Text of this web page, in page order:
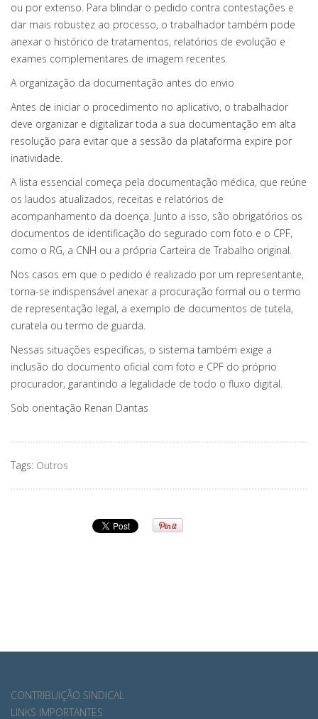
ou por extenso. Para blindar o pedido contra contestações e
dar mais robustez ao processo, o trabalhador também pode
anexar o histórico de tratamentos, relatórios de evolução e
exames complementares de imagem recentes.
A organização da documentação antes do envio
Antes de iniciar o procedimento no aplicativo, o trabalhador
deve organizar e digitalizar toda a sua documentação em alta
resolução para evitar que a sessão da plataforma expire por
inatividade.
A lista essencial começa pela documentação médica, que reúne
os laudos atualizados, receitas e relatórios de
acompanhamento da doença. Junto a isso, são obrigatórios os
documentos de identificação do segurado com foto e o CPF,
como o RG, a CNH ou a própria Carteira de Trabalho original.
Nos casos em que o pedido é realizado por um representante,
torna-se indispensável anexar a procuração formal ou o termo
de representação legal, a exemplo de documentos de tutela,
curatela ou termo de guarda.
Nessas situações específicas, o sistema também exige a
inclusão do documento oficial com foto e CPF do próprio
procurador, garantindo a legalidade de todo o fluxo digital.
Sob orientação Renan Dantas
Tags: Outros
CONTRIBUIÇÃO SINDICAL
LINKS IMPORTANTES